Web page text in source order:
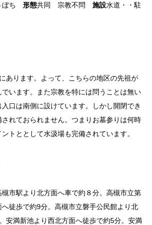
ぼち 形態共同 宗教不問 施設水道・・駐
あります。よって、こちらの地区の先祖が
います。また宗教を特には問うことは無い
口は南側に設けています。しかし開閉でき
れておられません。つまりお墓参りは何時
トととして水汲場も完備されています。
槻市駅より北方面へ車で約８分。高槻市立第
へ徒歩で約9分。高槻市立磐手公民館より北
安満新池より西北方面へ徒歩で約5分。安満